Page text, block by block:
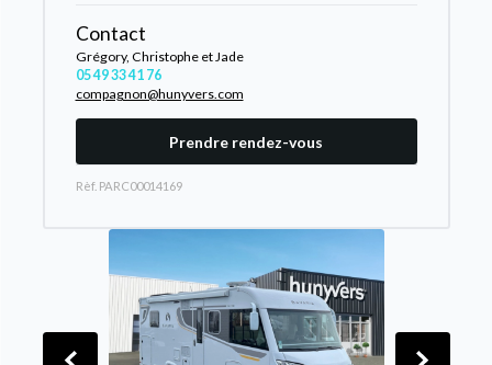
Contact
Grégory, Christophe et Jade
05 49 33 41 76
compagnon@hunyvers.com
Prendre rendez-vous
Rèf. PARC00014169